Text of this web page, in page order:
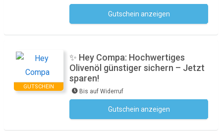
Gutschein anzeigen
GUTSCHEIN
✨ Hey Compa: Hochwertiges
Olivenöl günstiger sichern – Jetzt
sparen!
Bis auf Widerruf
Gutschein anzeigen